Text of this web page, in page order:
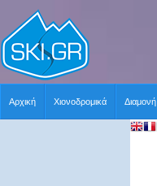
Αρχική Χιονοδρομικά Διαμονή